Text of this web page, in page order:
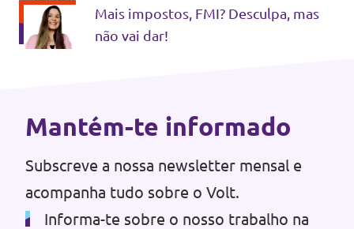
Depressão Kristin
meu?
Mais impostos, FMI? Desculpa, mas
não vai dar!
Mantém-te informado
Subscreve a nossa newsletter mensal e
acompanha tudo sobre o Volt.
Informa-te sobre o nosso trabalho na